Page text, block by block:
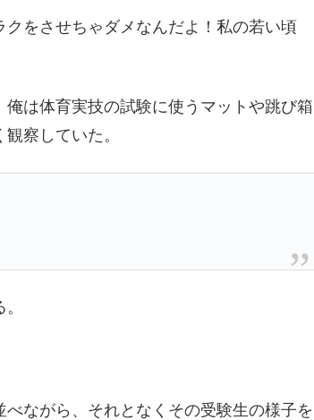
をさせちゃダメなんだよ！私の若い頃
は体育実技の試験に使うマットや跳び箱
察していた。
ながら、それとなくその受験生の様子を